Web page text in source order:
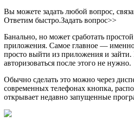
Вы можете задать любой вопрос,
Ответим быстро.Задать вопрос>>
Банально, но может сработать
приложения. Самое главное — именно
просто выйти из приложения и
авторизоваться после этого не нужно.
Обычно сделать это можно через
современных телефонах кнопка,
открывает недавно запущенные